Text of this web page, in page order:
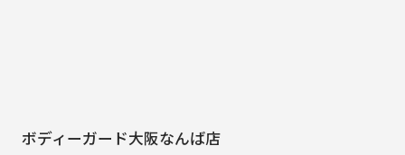
ボディーガード大阪なんば店